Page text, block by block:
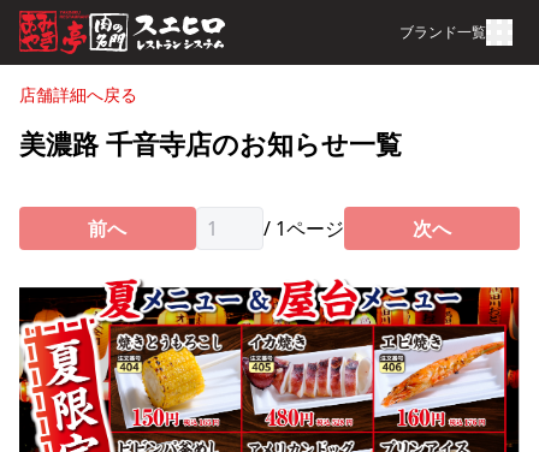
ブランド一覧
店舗詳細へ戻る
美濃路 千音寺店のお知らせ一覧
前へ / 1ページ 次へ